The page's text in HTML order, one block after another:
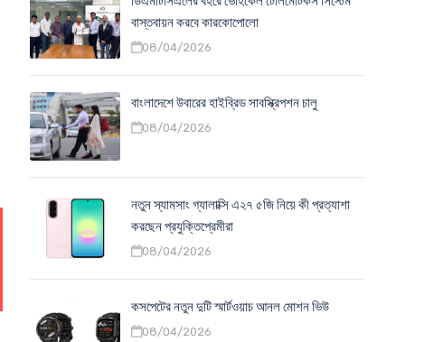
বাস্তবায়ন করবে কারকোপোলো
08/04/2026
বাংলাদেশে উবারের হাইব্রিড সাবস্ক্রিপশন চালু
08/04/2026
নতুন স্যামসাং গ্যালাক্সি এ২৭ ৫জি নিয়ে কী প্রত্যাশা
করছেন প্রযুক্তিপ্রেমীরা
08/04/2026
কসপেটের নতুন দুটি স্মার্টওয়াচ আনল মোশন ভিউ
08/04/2026